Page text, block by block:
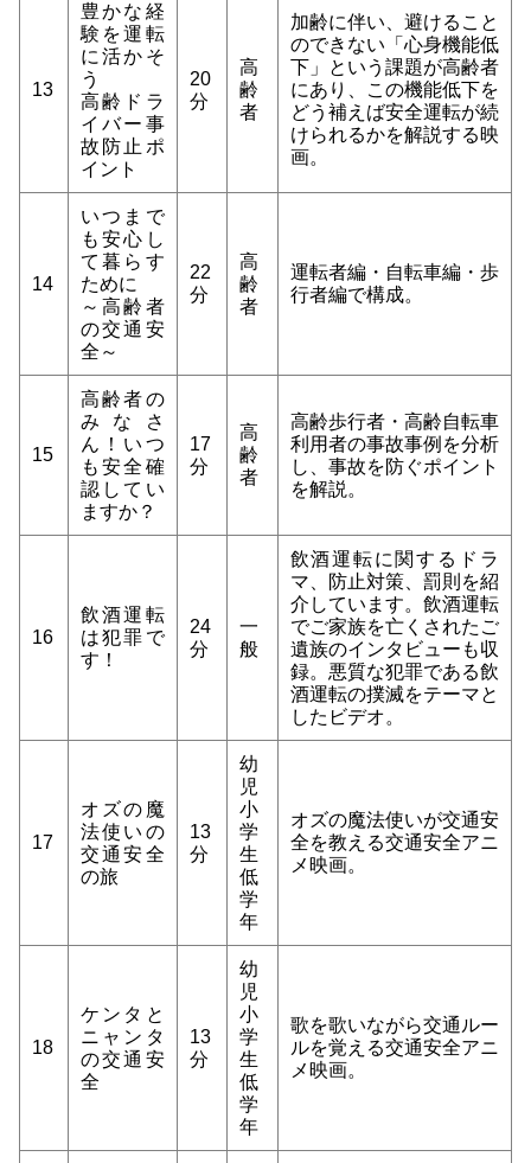
13
豊かな経
験を運転
に活かそ
う
高齢ドラ
イバー事
故防止ポ
イント
20
分
高
齢
者
加齢に伴い、避けること
のできない「心身機能低
下」という課題が高齢者
にあり、この機能低下を
どう補えば安全運転が続
けられるかを解説する映
画。
14
いつまで
も安心し
て暮らす
ために
～高齢者
の交通安
全～
22
分
高
齢
者
運転者編・自転車編・歩
行者編で構成。
15
高齢者の
みなさ
ん！いつ
も安全確
認してい
ますか？
17
分
高
齢
者
高齢歩行者・高齢自転車
利用者の事故事例を分析
し、事故を防ぐポイント
を解説。
16
飲酒運転
は犯罪で
す！
24
分
一
般
飲酒運転に関するドラ
マ、防止対策、罰則を紹
介しています。飲酒運転
でご家族を亡くされたご
遺族のインタビューも収
録。悪質な犯罪である飲
酒運転の撲滅をテーマと
したビデオ。
17
オズの魔
法使いの
交通安全
の旅
13
分
幼
児
小
学
生
低
学
年
オズの魔法使いが交通安
全を教える交通安全アニ
メ映画。
18
ケンタと
ニャンタ
の交通安
全
13
分
幼
児
小
学
生
低
学
年
歌を歌いながら交通ルー
ルを覚える交通安全アニ
メ映画。